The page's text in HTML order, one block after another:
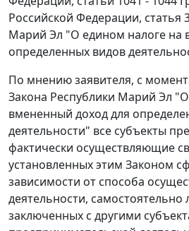
Российской Федерации, статья
Марий Эл "О едином налоге на
определенных видов
По мнению заявителя, с
Закона Республики Марий Эл
вмененный доход для
деятельности" все субъекты
фактически осуществляющие
установленных этим Законом
зависимости от способа
деятельности,
заключенных с другими